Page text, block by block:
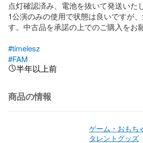
点灯確認済み、電池を抜いて発送いた
1公演のみの使用で状態は良いですが
す。中古品を承諾の上でのご購入をお
#timelesz
#FAM
半年以上前
商品の情報
ゲーム・おもち
タレントグッズ